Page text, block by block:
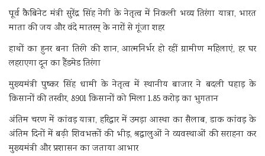
पूर्व कैबिनेट मंत्री सुरेंद्र सिंह नेगी के नेतृत्व में निकली भव्य तिरंगा यात्रा, भारत
माता की जय और वंदे मातरम् के नारों से गूंजा शहर
हाथों का हुनर बना तिरंगे की शान, आत्मनिर्भर हो रहीं ग्रामीण महिलाएं, हर घर
लहराएगा दून का हैंडमेड तिरंगा
मुख्यमंत्री पुष्कर सिंह धामी के नेतृत्व में स्थानीय बाजार ने बदली पहाड़ के
किसानों की तस्वीर, 8901 किसानों को मिला 1.85 करोड़ का भुगतान
अंतिम चरण में कांवड़ यात्रा, हरिद्वार में उमड़ा आस्था का सैलाब, डाक कांवड़ के
अंतिम दिनों में बढ़ी शिवभक्तों की भीड़, श्रद्धालुओं ने व्यवस्थाओं की सराहना कर
मुख्यमंत्री और प्रशासन का जताया आभार